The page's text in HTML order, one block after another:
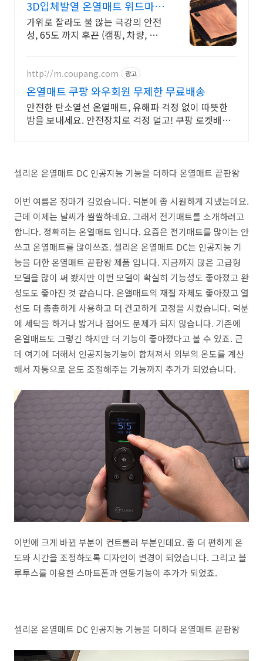
3D입체발열 온열매트 위드마
75그램 초경량 원터치 발열
가위로 잘라도 불 않는 극강의 안전
성, 65도 까지 후끈 (캠핑, 차량, 사
http://m.coupang.com 광고
온열매트 쿠팡 와우회원 무제한 무료배송
안전한 탄소열선 온열매트, 유해파 걱정 없이 따뜻한
밤을 보내세요. 안전장치로 걱정 덜고! 쿠팡 로켓배송
셀리온 온열매트 DC 인공지능 기능을 더하다 온열매트 끝판왕
이번 여름은 장마가 길었습니다. 덕분에 좀 시원하게 지냈는데요.
근데 이제는 날씨가 쌀쌀하네요. 그래서 전기매트를 소개하려고
합니다. 정확히는 온열매트 입니다. 요즘은 전기매트를 많이는 안
쓰고 온열매트를 많이쓰죠. 셀리온 온열매트 DC는 인공지능 기
능을 더한 온열매트 끝판왕 제품 입니다. 지금까지 많은 고급형
모델을 많이 써 봤지만 이번 모델이 확실히 기능성도 좋아졌고 완
성도도 좋아진 것 같습니다. 온앨매트의 재질 자체도 좋아졌고 열
선도 더 촘촘하게 사용하고 더 견고하게 고정을 시켰습니다. 덕분
에 세탁을 하거나 밟거나 접어도 문제가 되지 않습니다. 기존에
온열매트도 그렇긴 하지만 더 기능이 좋아졌다고 볼 수 있죠. 근
데 여기에 더해서 인공지능기능이 합쳐져서 외부의 온도를 계산
해서 자동으로 온도 조절해주는 기능까지 추가가 되었습니다.
이번에 크게 바뀐 부분이 컨트롤러 부분인데요. 좀 더 편하게 온
도와 시간을 조정하도록 디자인이 변경이 되었습니다. 그리고 블
루투스를 이용한 스마트폰과 연동기능이 추가가 되었죠.
셀리온 온열매트 DC 인공지능 기능을 더하다 온열매트 끝판왕